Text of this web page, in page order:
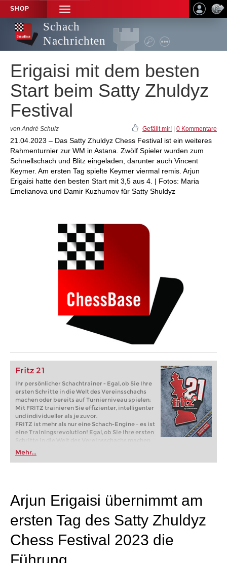
SHOP
TOGGLE
NAVIGATION
Schach
Nachrichten
Erigaisi mit dem besten
Start beim Satty Zhuldyz
Festival
von André Schulz Gefällt mir! 0 Kommentare
21.04.2023 – Das Satty Zhuldyz Chess Festival ist ein weiteres
Rahmenturnier zur WM in Astana. Zwölf Spieler wurden zum
Schnellschach und Blitz eingeladen, darunter auch Vincent
Keymer. Am ersten Tag spielte Keymer viermal remis. Arjun
Erigaisi hatte den besten Start mit 3,5 aus 4. | Fotos: Maria
Emelianova und Damir Kuzhumov für Satty Shuldyz
Fritz 21
Ihr persönlicher Schachtrainer - Egal, ob Sie Ihre
ersten Schritte in die Welt des Vereinsschachs
machen oder bereits auf Turnierniveau spielen:
Mit FRITZ trainieren Sie effizienter, intelligenter
und individueller als je zuvor.
FRITZ ist mehr als nur eine Schach-Engine – es ist
eine Trainingsrevolution! Egal, ob Sie Ihre ersten
Schritte in die Welt des Vereinsschachs machen
oder bereits auf Turnierniveau spielen: Mit
FRITZ trainieren Sie effizienter, intelligenter und
individueller als je zuvor.
Mehr...
Arjun Erigaisi übernimmt am
ersten Tag des Satty Zhuldyz
Chess Festival 2023 die